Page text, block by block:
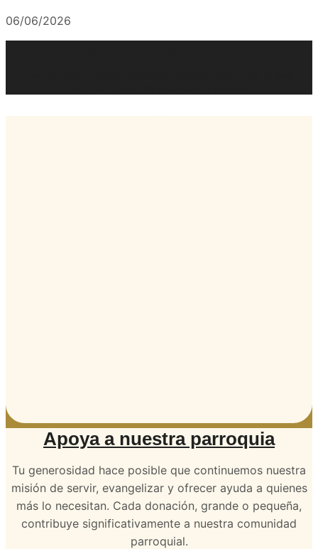
06/06/2026
Apoya a nuestra parroquia
Tu generosidad hace posible que continuemos nuestra
misión de servir, evangelizar y ofrecer ayuda a quienes
más lo necesitan. Cada donación, grande o pequeña,
contribuye significativamente a nuestra comunidad
parroquial.